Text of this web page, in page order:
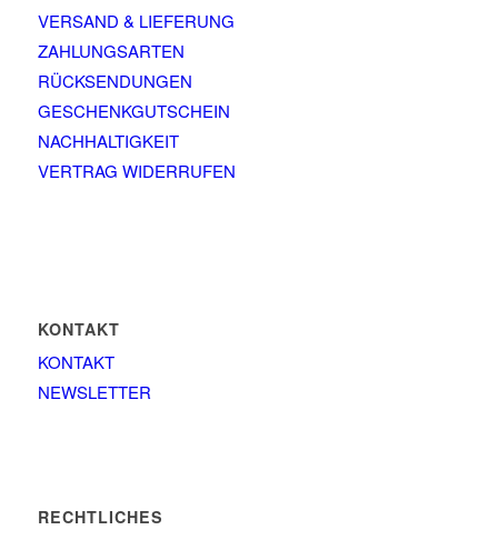
VERSAND & LIEFERUNG
ZAHLUNGSARTEN
RÜCKSENDUNGEN
GESCHENKGUTSCHEIN
NACHHALTIGKEIT
VERTRAG WIDERRUFEN
KONTAKT
KONTAKT
NEWSLETTER
RECHTLICHES